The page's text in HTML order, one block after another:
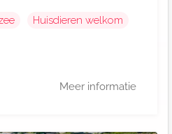
Huisdieren welkom
Meer informatie